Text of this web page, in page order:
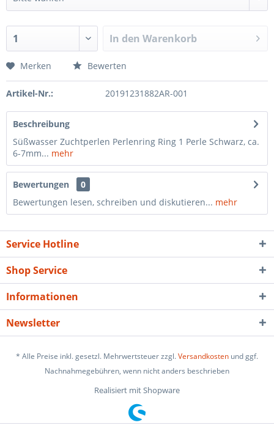
In den Warenkorb
Merken Bewerten
Artikel-Nr.: 20191231882AR-001
Beschreibung
Süßwasser Zuchtperlen Perlenring Ring 1 Perle Schwarz, ca.
6-7mm... mehr
Bewertungen
0
Bewertungen lesen, schreiben und diskutieren... mehr
Service Hotline
Shop Service
Informationen
Newsletter
* Alle Preise inkl. gesetzl. Mehrwertsteuer zzgl.Versandkosten und ggf.
Nachnahmegebühren, wenn nicht anders beschrieben
Realisiert mit Shopware